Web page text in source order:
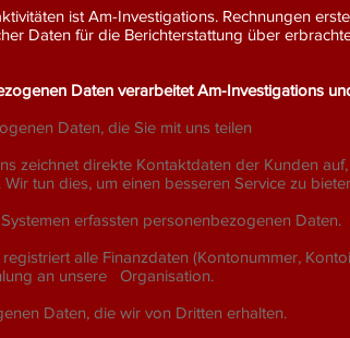
ist Am-Investigations. Rechnungen
Daten für die Berichterstattung über
Daten verarbeitet Am-Investigations
Daten, die Sie mit uns teilen
zeichnet direkte Kontaktdaten der Kunden
Wir tun dies, um einen besseren Service zu
erfassten personenbezogenen Daten.
alle Finanzdaten (Kontonummer,
an unsere
Organisation.
Daten, die wir von Dritten erhalten.